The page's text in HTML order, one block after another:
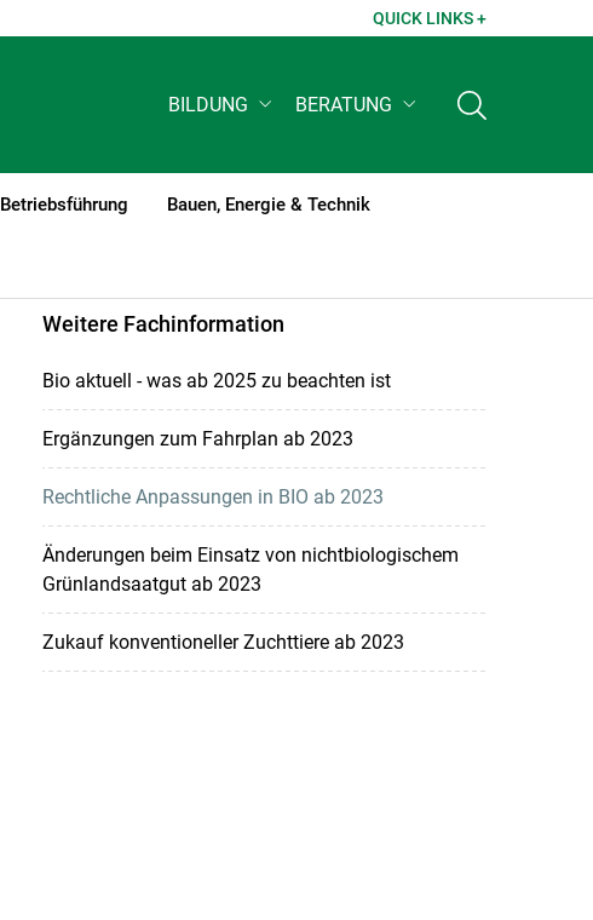
QUICK LINKS +
BILDUNG BERATUNG
Betriebsführung Bauen, Energie & Technik
Weitere Fachinformation
Bio aktuell - was ab 2025 zu beachten ist
Ergänzungen zum Fahrplan ab 2023
Rechtliche Anpassungen in BIO ab 2023
Änderungen beim Einsatz von nichtbiologischem
Grünlandsaatgut ab 2023
Zukauf konventioneller Zuchttiere ab 2023